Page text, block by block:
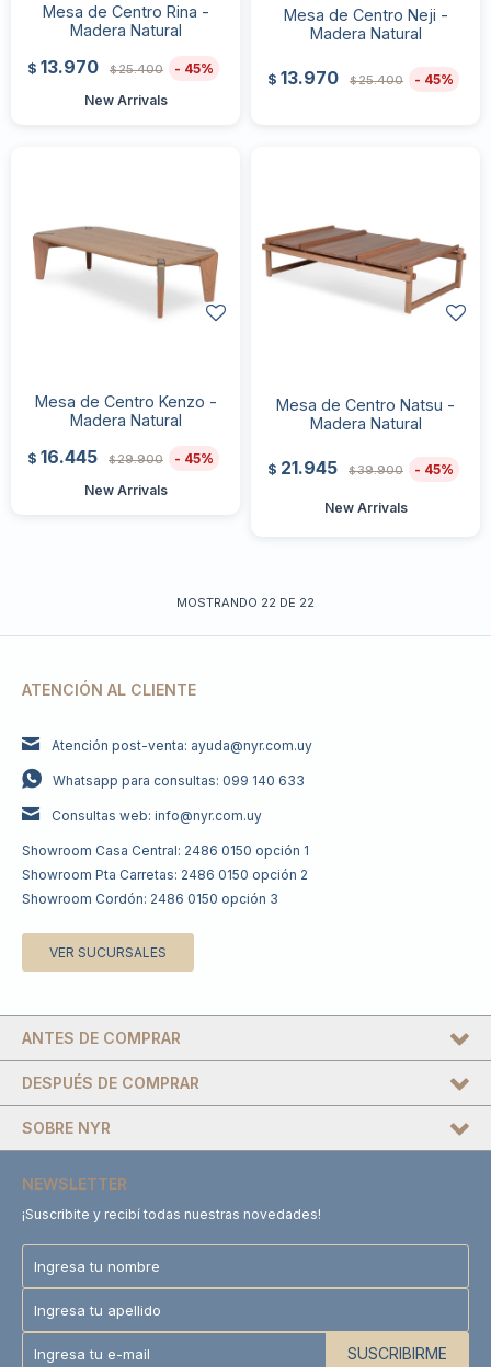
Mesa de Centro Rina -
Madera Natural
$ 13.970 $25.400
45
New Arrivals
Mesa de Centro Neji -
Madera Natural
$ 13.970 $25.400 45
Mesa de Centro Kenzo -
Madera Natural
$ 16.445 $29.900
45
New Arrivals
Mesa de Centro Natsu -
Madera Natural
$ 21.945 $39.900 45
New Arrivals
MOSTRANDO 22 DE 22
ATENCIÓN AL CLIENTE
Atención post-venta: ayuda@nyr.com.uy
Whatsapp para consultas: 099 140 633
Consultas web: info@nyr.com.uy
Showroom Casa Central: 2486 0150 opción 1
Showroom Pta Carretas: 2486 0150 opción 2
Showroom Cordón: 2486 0150 opción 3
VER SUCURSALES
DESPUÉS DE COMPRAR
SOBRE NYR
ANTES DE COMPRAR
NEWSLETTER
¡Suscribite y recibí todas nuestras novedades!
SUSCRIBIRME